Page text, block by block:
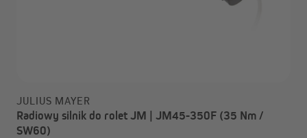
JULIUS MAYER
Radiowy silnik do rolet JM | JM45-350F (35 Nm /
SW60)